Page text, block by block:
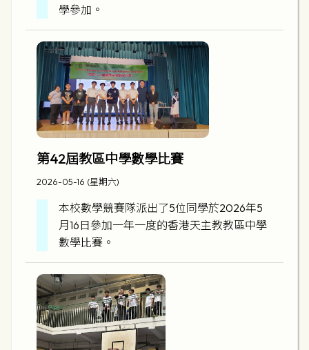
學參加。
第42屆教區中學數學比賽
2026-05-16 (星期六)
本校數學競賽隊派出了5位同學於2026年5
月16日參加一年一度的香港天主教教區中學
數學比賽。